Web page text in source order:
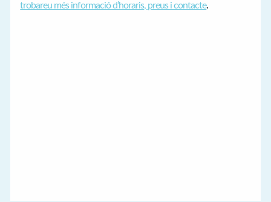
trobareu més informació d’horaris, preus i contacte.